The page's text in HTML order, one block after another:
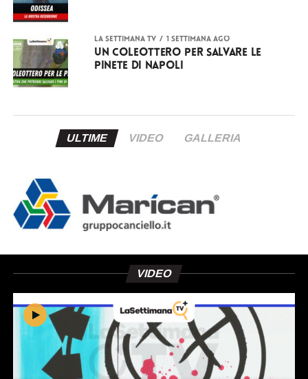
LA SETTIMANA TV 1 settimana ago
Un coleottero per salvare le
pinete di Napoli
ULTIME VIDEO GALLERIA
VIDEO